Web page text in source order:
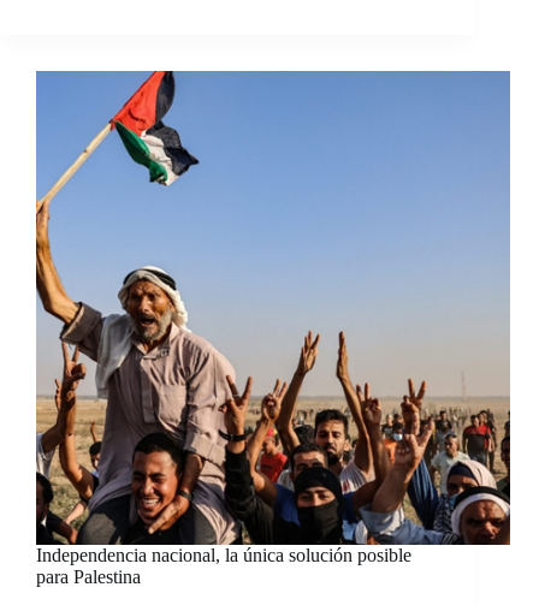
Independencia nacional, la única solución posible
para Palestina